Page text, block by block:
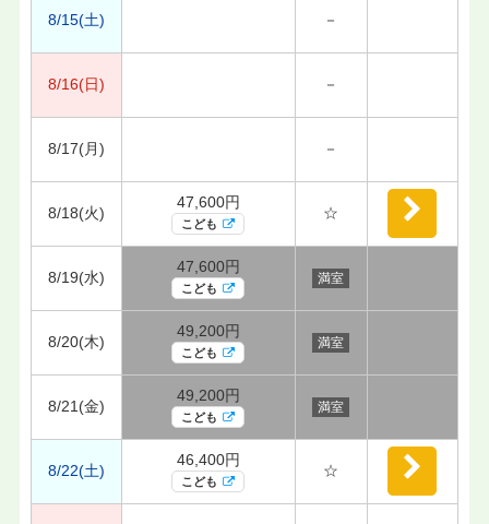
8/15(土) －
8/16(日) －
8/17(月) －
8/18(火)
47,600円
こども
☆
8/19(水)
47,600円
こども
満室
8/20(木)
49,200円
こども
満室
8/21(金)
49,200円
こども
満室
8/22(土)
46,400円
こども
☆